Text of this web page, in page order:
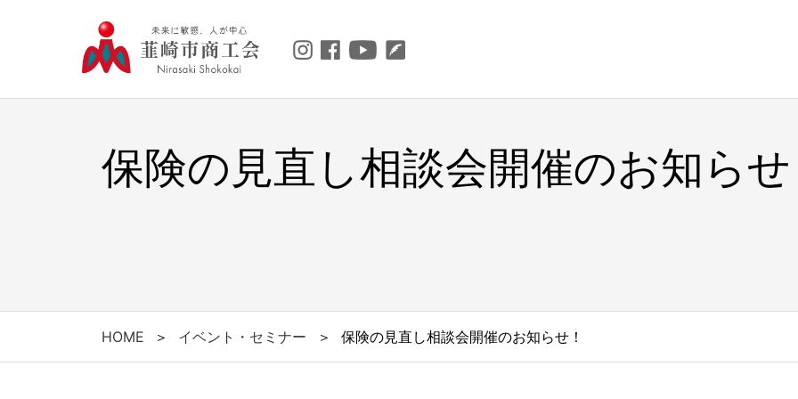
保険の見直し相談会開催のお知ら
HOME ＞ イベント・セミナー ＞ 保険の見直し相談会開催のお知らせ！